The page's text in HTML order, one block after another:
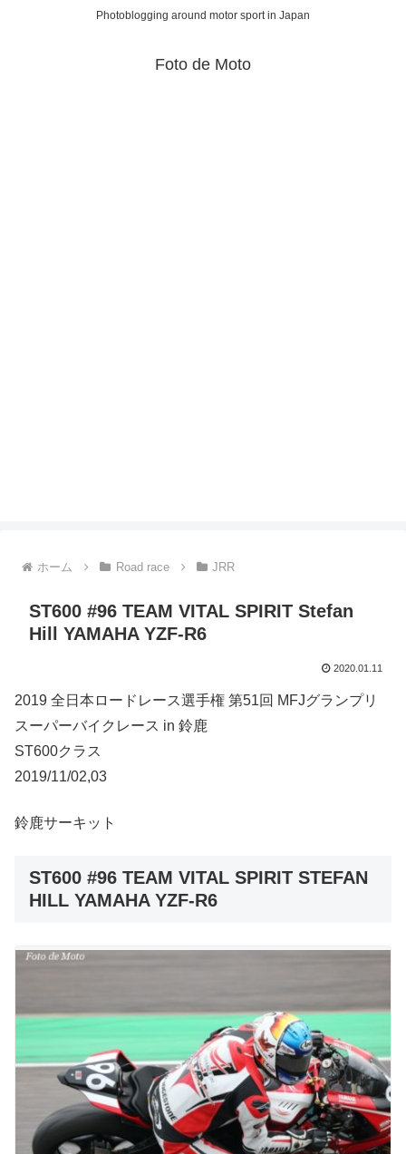
Photoblogging around motor sport in Japan
Foto de Moto
ホーム Road race JRR
ST600 #96 TEAM VITAL SPIRIT Stefan
Hill YAMAHA YZF-R6
2020.01.11
2019 全日本ロードレース選手権 第51回 MFJグランプリ
スーパーバイクレース in 鈴鹿
ST600クラス
2019/11/02,03
鈴鹿サーキット
ST600 #96 TEAM VITAL SPIRIT STEFAN
HILL YAMAHA YZF-R6